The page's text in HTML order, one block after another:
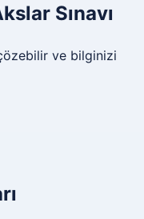
Sınavı
ve bilginizi